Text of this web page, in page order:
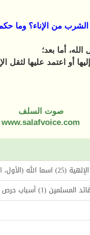
الشرب من الإناء؟ وما
أما بعد؛
أو اعتمد عليها لثقل
صوت السلف
www.salafvoice.com
(موعظة الأسبوع)
على إحياء هذا الفكر (1)